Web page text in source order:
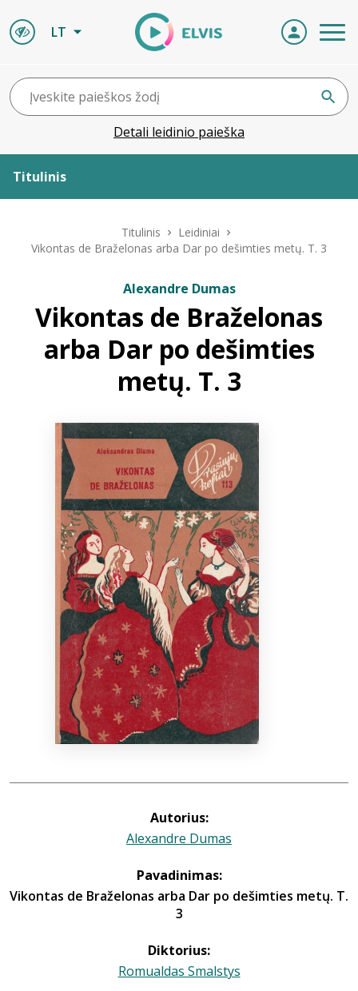
LT
Detali leidinio paieška
Titulinis
ELVIS atvyksta
Naujienos
+370 667 80 541
info@elvislab.lt
Titulinis
Leidiniai
Vikontas de Braželonas arba Dar po dešimties metų. T. 3
Alexandre Dumas
Vikontas de Braželonas
arba Dar po dešimties
metų. T. 3
Autorius:
Alexandre Dumas
Pavadinimas:
Vikontas de Braželonas arba Dar po dešimties metų. T.
3
Diktorius:
Romualdas Smalstys